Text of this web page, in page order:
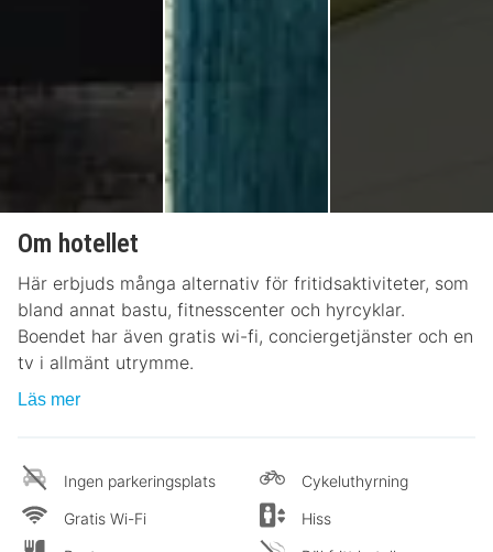
Om hotellet
Här erbjuds många alternativ för fritidsaktiviteter, som
bland annat bastu, fitnesscenter och hyrcyklar.
Boendet har även gratis wi-fi, conciergetjänster och en
tv i allmänt utrymme.
Läs mer
Ingen parkeringsplats
Gratis Wi-Fi
Cykeluthyrning
Hiss